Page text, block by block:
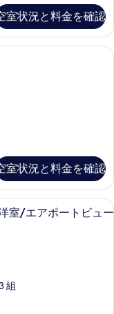
室状況と料金を確認
布団、セーフティボック
室状況と料金を確認
呂付/コーナーデラック
室/エアポートビュー
組